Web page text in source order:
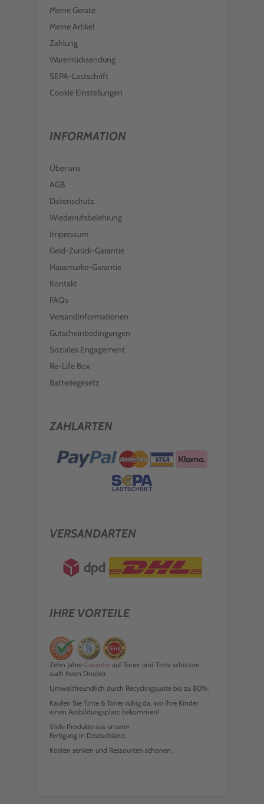
Meine Geräte
Meine Artikel
Zahlung
Warenrücksendung
SEPA-Lastschrift
Cookie Einstellungen
INFORMATION
Über uns
AGB
Datenschutz
Wiederrufsbelehrung
Impressum
Geld-Zurück-Garantie
Hausmarke-Garantie
Kontakt
FAQs
Versandinformationen
Gutscheinbedingungen
Soziales Engagement
Re-Life Box
Batteriegesetz
ZAHLARTEN
VERSANDARTEN
IHRE VORTEILE
Zehn Jahre Garantie auf Toner und Tinte schützen
auch Ihren Drucker.
Umweltfreundlich durch Recyclingquote bis zu 80%.
Kaufen Sie Tinte & Toner ruhig da, wo Ihre Kinder
einen Ausbildungsplatz bekommen!
Viele Produkte aus unserer
Fertigung in Deutschland.
Kosten senken und Ressourcen schonen.